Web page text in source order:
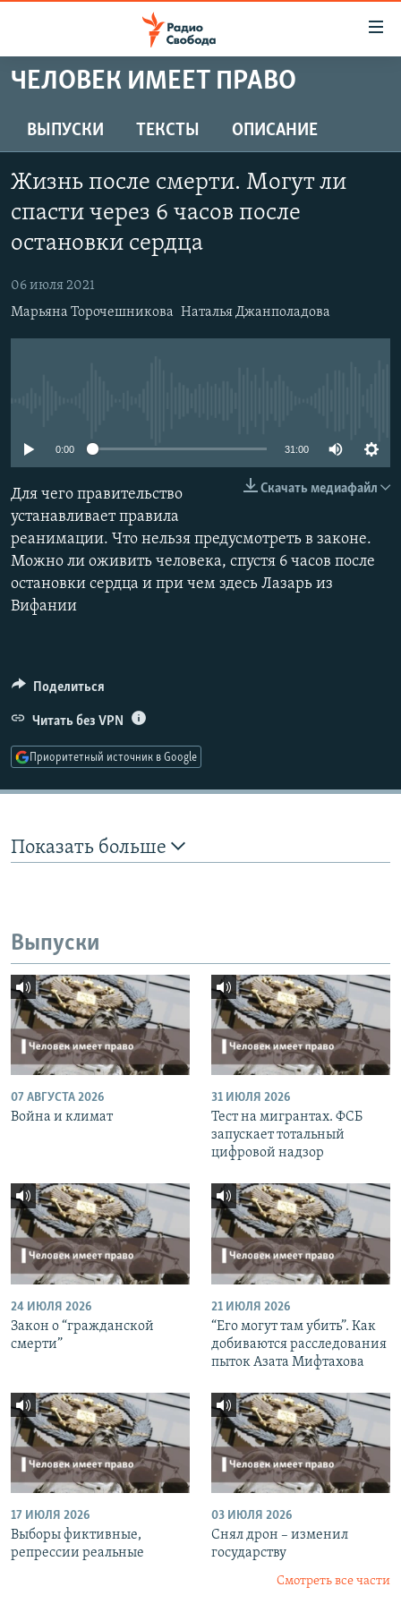
упрощенного
Вернуться
к
основному
Вернутся
навигации
Вернутся
ПОДКАСТЫ
ЦИТАТЫ СВОБОДЫ
МНЕНИЯ
IDEL.РЕАЛИИ
КАВКАЗ.РЕАЛИИ
ПОДПИШИТЕСЬ НА РАССЫЛКУ
СОЦИАЛЬНЫЕ СЕТИ
Все сайты РСЕ/РС
ЧЕЛОВЕК ИМЕЕТ ПРАВО
ВЫПУСКИ ТЕКСТЫ ОПИСАНИЕ
Жизнь после смерти. Могут ли
спасти через 6 часов после
остановки сердца
06 июля 2021
Марьяна Торочешникова Наталья Джанполадова
0:00 31:00
Скачать медиафайл
Для чего правительство
устанавливает правила
реанимации. Что нельзя предусмотреть в законе.
Можно ли оживить человека, спустя 6 часов после
остановки сердца и при чем здесь Лазарь из
Вифании
Поделиться
Читать без VPN
Приоритетный источник в Google
Показать больше
Выпуски
07 АВГУСТА 2026
Война и климат
31 ИЮЛЯ 2026
Тест на мигрантах. ФСБ
запускает тотальный
цифровой надзор
24 ИЮЛЯ 2026
Закон о “гражданской
смерти”
21 ИЮЛЯ 2026
“Его могут там убить”. Как
добиваются расследования
пыток Азата Мифтахова
17 ИЮЛЯ 2026
Выборы фиктивные,
репрессии реальные
03 ИЮЛЯ 2026
Снял дрон – изменил
государству
Смотреть все части